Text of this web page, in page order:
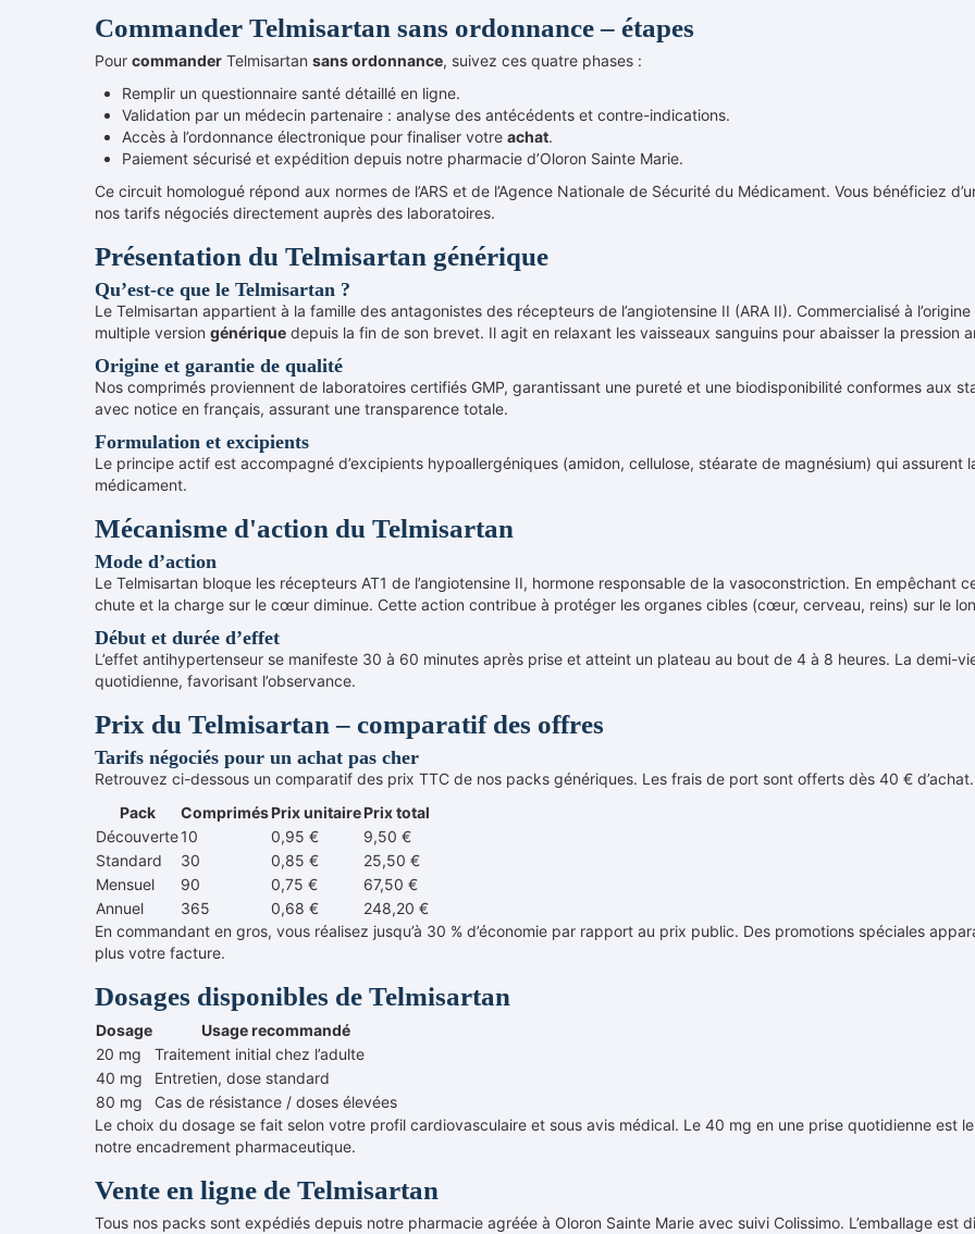
Commander Telmisartan sans ordonnance – étapes
Pour commander Telmisartan sans ordonnance, suivez ces quatre phases :
Remplir un questionnaire santé détaillé en ligne.
Validation par un médecin partenaire : analyse des antécédents et contre-indications.
Accès à l’ordonnance électronique pour finaliser votre achat.
Paiement sécurisé et expédition depuis notre pharmacie d’Oloron Sainte Marie.
Ce circuit homologué répond aux normes de l’ARS et de l’Agence Nationale de Sécurité du Médicament. Vous bénéficiez
nos tarifs négociés directement auprès des laboratoires.
Présentation du Telmisartan générique
Qu’est-ce que le Telmisartan ?
Le Telmisartan appartient à la famille des antagonistes des récepteurs de l’angiotensine II (ARA II). Commercialisé à
multiple version générique depuis la fin de son brevet. Il agit en relaxant les vaisseaux sanguins pour abaisser la pression
Origine et garantie de qualité
Nos comprimés proviennent de laboratoires certifiés GMP, garantissant une pureté et une biodisponibilité conformes aux
avec notice en français, assurant une transparence totale.
Formulation et excipients
Le principe actif est accompagné d’excipients hypoallergéniques (amidon, cellulose, stéarate de magnésium) qui
médicament.
Mécanisme d'action du Telmisartan
Mode d’action
Le Telmisartan bloque les récepteurs AT1 de l’angiotensine II, hormone responsable de la vasoconstriction. En empêchant
chute et la charge sur le cœur diminue. Cette action contribue à protéger les organes cibles (cœur, cerveau, reins) sur le
Début et durée d’effet
L’effet antihypertenseur se manifeste 30 à 60 minutes après prise et atteint un plateau au bout de 4 à 8 heures. La demi-
quotidienne, favorisant l’observance.
Prix du Telmisartan – comparatif des offres
Tarifs négociés pour un achat pas cher
Retrouvez ci-dessous un comparatif des prix TTC de nos packs génériques. Les frais de port sont offerts dès 40 € d’achat.
Pack
ComprimésPrix unitairePrix total
Découverte10 0,95 €
9,50 €
Standard
30 0,85 €
25,50 €
Mensuel
90 0,75 €
67,50 €
Annuel
365 0,68 €
248,20 €
En commandant en gros, vous réalisez jusqu’à 30 % d’économie par rapport au prix public. Des promotions spéciales
plus votre facture.
Dosages disponibles de Telmisartan
Dosage
Usage recommandé
20 mg
Traitement initial chez l’adulte
40 mg
Entretien, dose standard
80 mg
Cas de résistance / doses élevées
Le choix du dosage se fait selon votre profil cardiovasculaire et sous avis médical. Le 40 mg en une prise quotidienne est
notre encadrement pharmaceutique.
Vente en ligne de Telmisartan
Tous nos packs sont expédiés depuis notre pharmacie agréée à Oloron Sainte Marie avec suivi Colissimo. L’emballage